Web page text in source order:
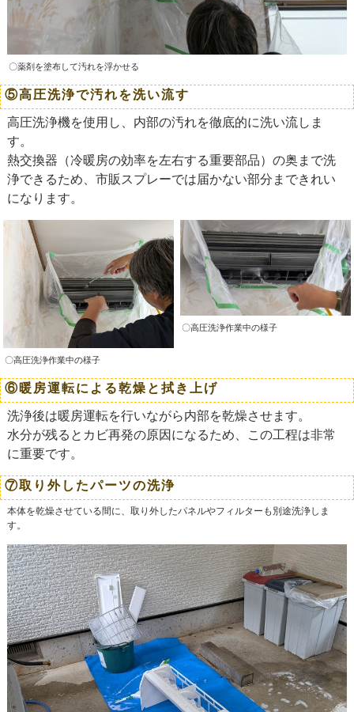
〇薬剤を塗布して汚れを浮かせる
⑤高圧洗浄で汚れを洗い流す
高圧洗浄機を使用し、内部の汚れを徹底的に洗い流しま
す。
熱交換器（冷暖房の効率を左右する重要部品）の奥まで洗
浄できるため、市販スプレーでは届かない部分まできれい
になります。
〇高圧洗浄作業中の様子
〇高圧洗浄作業中の様子
⑥暖房運転による乾燥と拭き上げ
洗浄後は暖房運転を行いながら内部を乾燥させます。
水分が残るとカビ再発の原因になるため、この工程は非常
に重要です。
⑦取り外したパーツの洗浄
本体を乾燥させている間に、取り外したパネルやフィルターも別途洗浄しま
す。